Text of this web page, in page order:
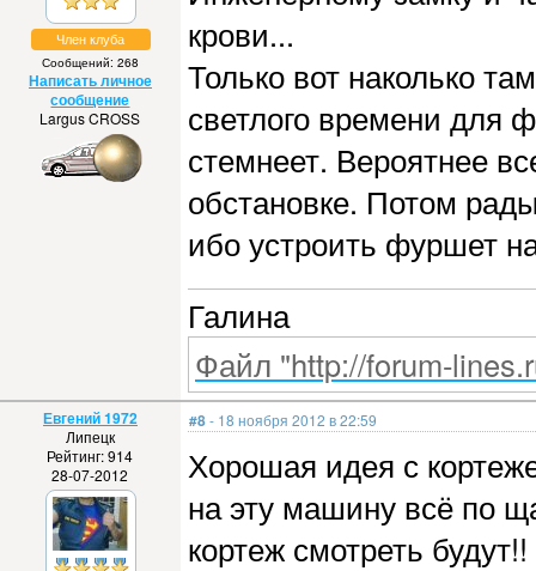
Член клуба
Сообщений: 268
Написать личное
сообщение
Largus CROSS
крови...
Только вот наколько
светлого времени для
стемнеет. Вероятнее
обстановке. Потом
ибо устроить фуршет
Галина
Файл "http://forum-
Евгений 1972
Липецк
Рейтинг: 914
28-07-2012
#8- 18 ноября 2012 в 22:59
Хорошая идея с
на эту машину всё по
кортеж смотреть будут!!